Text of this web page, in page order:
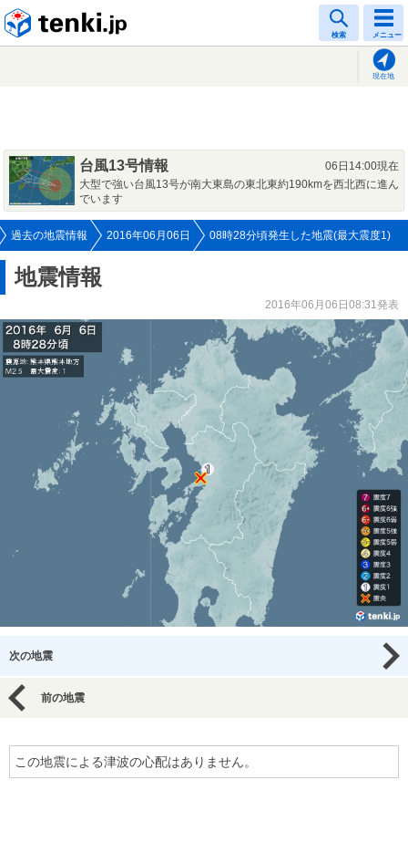
検索 メニュー
現在地
台風13号情報
06日14:00現在
大型で強い台風13号が南大東島の東北東約190kmを西北西に進ん
でいます
過去の地震情報 2016年06月06日 08時28分頃発生した地震(最大震度1)
地震情報
2016年06月06日08:31発表
次の地震
前の地震
この地震による津波の心配はありません。